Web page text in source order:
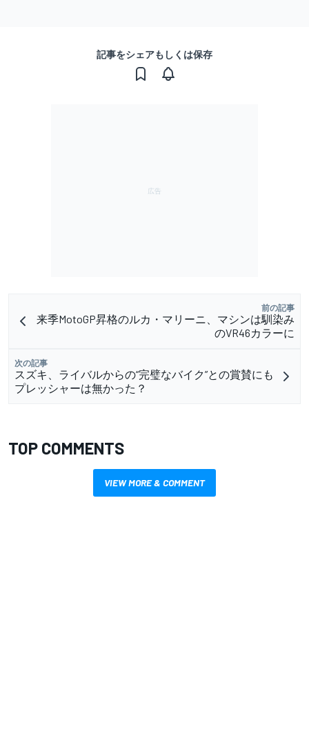
記事をシェアもしくは保存
前の記事
来季MotoGP昇格のルカ・マリーニ、マシンは馴染み
のVR46カラーに
次の記事
スズキ、ライバルからの“完璧なバイク”との賞賛にも
プレッシャーは無かった？
TOP COMMENTS
VIEW MORE & COMMENT